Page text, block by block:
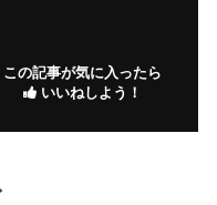
この記事が気に入ったら
いいねしよう！